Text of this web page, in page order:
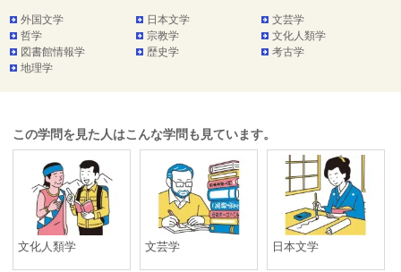
外国文学 日本文学
文芸学
哲学
宗教学
文化人類学
図書館情報学
歴史学
考古学
地理学
この学問を見た人はこんな学問も見ています。
文化人類学 文芸学 日本文学